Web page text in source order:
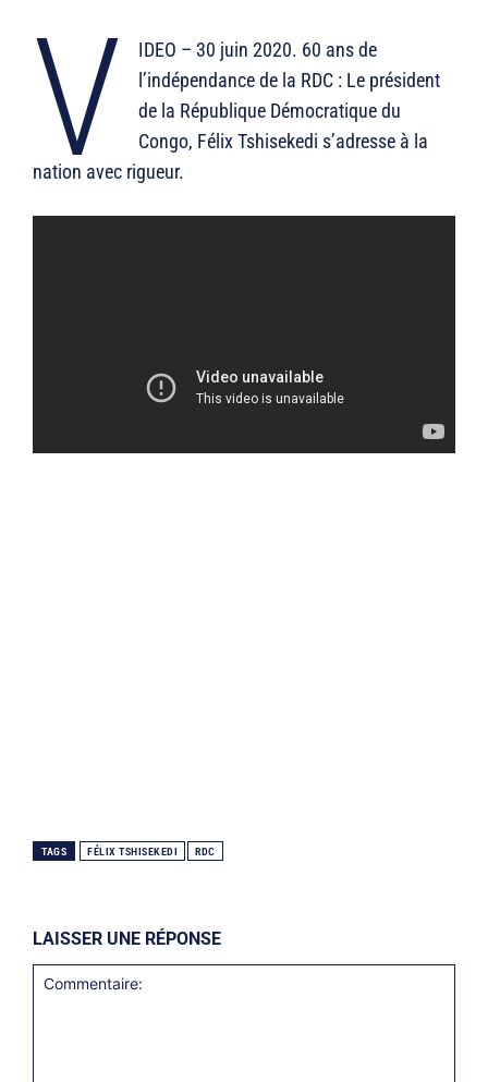
V
IDEO – 30 juin 2020. 60 ans de
l’indépendance de la RDC : Le président
de la République Démocratique du
Congo, Félix Tshisekedi s’adresse à la
nation avec rigueur.
TAGS FÉLIX TSHISEKEDI RDC
LAISSER UNE RÉPONSE